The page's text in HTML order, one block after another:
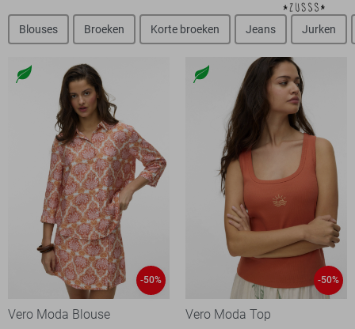
Blouses Broeken Korte broeken Jeans Jurken
-50%
Vero Moda Blouse
-50%
Vero Moda Top